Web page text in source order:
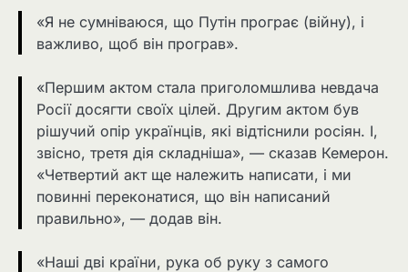
«Я не сумніваюся, що Путін програє (війну), і
важливо, щоб він програв».
«Першим актом стала приголомшлива невдача
Росії досягти своїх цілей. Другим актом був
рішучий опір українців, які відтіснили росіян. І,
звісно, третя дія складніша», — сказав Кемерон.
«Четвертий акт ще належить написати, і ми
повинні переконатися, що він написаний
правильно», — додав він.
«Наші дві країни, рука об руку з самого